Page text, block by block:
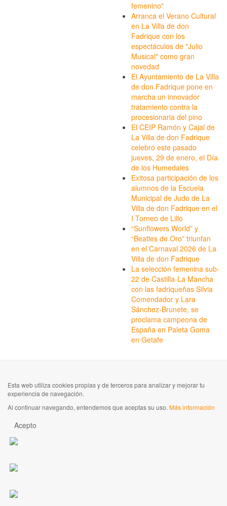
femenino"
Arranca el Verano Cultural
en La Villa de don
Fadrique con los
espectáculos de "Julio
Musical" como gran
novedad
El Ayuntamiento de La Villa
de don Fadrique pone en
marcha un innovador
tratamiento contra la
procesionaria del pino
El CEIP Ramón y Cajal de
La Villa de don Fadrique
celebró este pasado
jueves, 29 de enero, el Día
de los Humedales
Exitosa participación de los
alumnos de la Escuela
Municipal de Judo de La
Villa de don Fadrique en el
I Torneo de Lillo
“Sunflowers World” y
“Beatles de Oro” triunfan
en el Carnaval 2026 de La
Villa de don Fadrique
La selección femenina sub-
22 de Castilla-La Mancha
con las fadriqueñas Silvia
Comendador y Lara
Sánchez-Brunete, se
proclama campeona de
España en Paleta Goma
en Getafe
Esta web utiliza cookies propias y de terceros para analizar y mejorar tu
experiencia de navegación.
Al continuar navegando, entendemos que aceptas su uso. Más información
Acepto